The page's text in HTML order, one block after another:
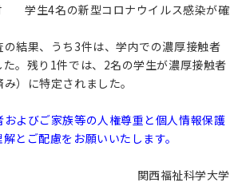
生4名の新型コロナウイルス感染が確
結果、うち3件は、学内での濃厚接触者
。残り1件では、2名の学生が濃厚接触者
）に特定されました。
よびご家族等の人権尊重と個人情報保護
とご配慮をお願いいたします。
関西福祉科学大学